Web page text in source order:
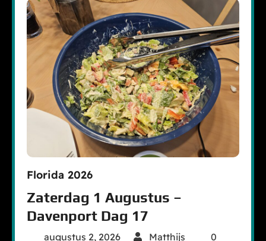
Florida 2026
Zaterdag 1 Augustus –
Davenport Dag 17
augustus 2, 2026 Matthijs
0